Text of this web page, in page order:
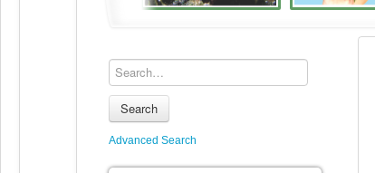
Search
Advanced Search